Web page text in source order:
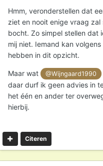
Hmm, veronderstellen dat
ziet en nooit enige vraag
bocht. Zo simpel stellen dat
mij niet. Iemand kan
hebben in dit opzicht.
Maar wat @Wijngaard1990
daar durf ik geen advies in
het één en ander ter
hierbij.
Citeren